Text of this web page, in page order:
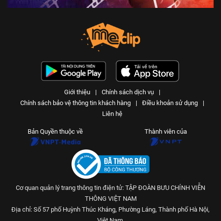
toàn cho trẻ em
An toàn cho trẻ em
25 N lượt xem
04:01
Nuốt kẹo dính ruột - Tập 311 | An
toàn cho trẻ em
An toàn cho trẻ em
25 N lượt xem 4 năm trước
03:58
Giấc mơ giận dỗi - Tập 310 | An
25 N lượt xem - 4 năm trước
Những múi cam mọng nước - Tập
309 | An toàn cho trẻ em
An toàn cho trẻ em
25 N lượt xem
Giới thiệu | Chính sách dịch vụ
|
Chính sách bảo vệ thông tin khách hàng
| Điều khoản sử dụng
|
Liên hệ
Bản Quyền thuộc về Thành viên của
Cơ quan quản lý trang thông tin điện tử: TẬP ĐOÀN BƯU CHÍNH VIỄN
THÔNG VIỆT NAM
Địa chỉ: Số 57 phố Huỳnh Thúc Kháng, Phường Láng, Thành phố Hà Nội,